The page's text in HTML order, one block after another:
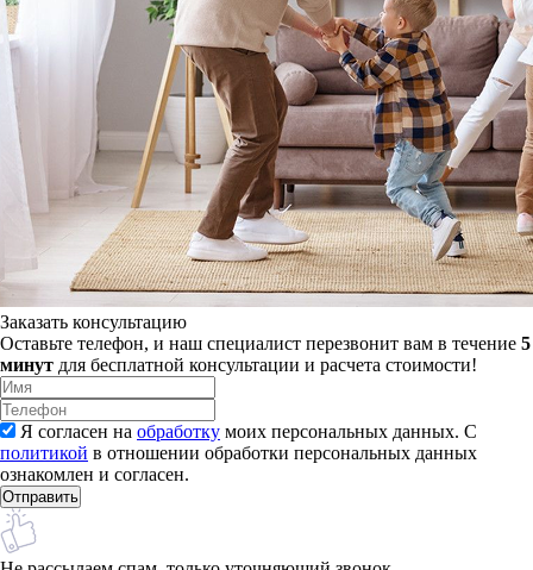
Заказать консультацию
Оставьте телефон, и наш специалист перезвонит вам в течение 5
минут для бесплатной консультации и расчета стоимости!
Я согласен на обработку моих персональных данных. С
политикой в отношении обработки персональных данных
ознакомлен и согласен.